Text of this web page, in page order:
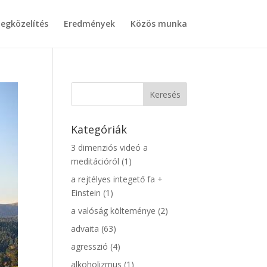
Eredmények Közös munka
Kategóriák
3 dimenziós videó a
meditációról (1)
a rejtélyes integető fa +
Einstein (1)
a valóság költeménye (2)
advaita (63)
agresszió (4)
alkoholizmus (1)